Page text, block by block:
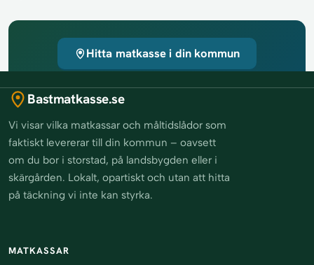
Hitta matkasse i din kommun
Bastmatkasse.se
Vi visar vilka matkassar och måltidslådor som
faktiskt levererar till din kommun – oavsett
om du bor i storstad, på landsbygden eller i
skärgården. Lokalt, opartiskt och utan att hitta
på täckning vi inte kan styrka.
MATKASSAR